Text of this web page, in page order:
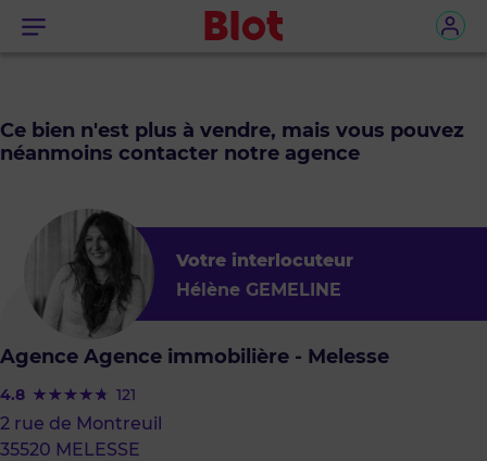
Menu
Ce bien n'est plus à vendre, mais vous pouvez
néanmoins contacter notre agence
Votre interlocuteur
Hélène GEMELINE
Agence Agence immobilière - Melesse
4.8 121
2 rue de Montreuil
35520 MELESSE